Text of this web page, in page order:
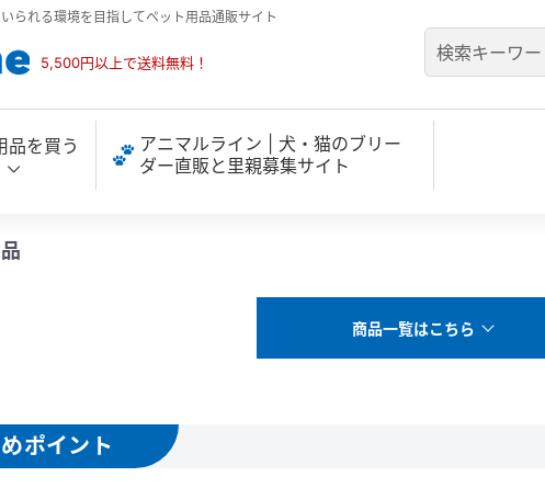
られる環境を目指してペット用品通販サイト
5,500円以上で送料無料！
品を買う
アニマルライン | 犬・猫のブリー
ダー直販と里親募集サイト
商品一覧はこちら
ポイント